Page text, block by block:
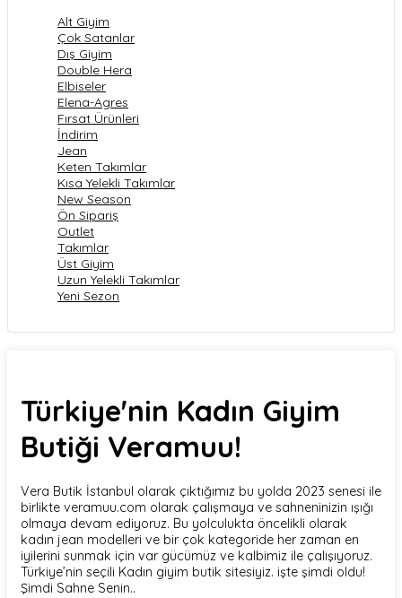
Alt Giyim
Çok Satanlar
Dış Giyim
Double Hera
Elbiseler
Elena-Agres
Fırsat Ürünleri
İndirim
Jean
Keten Takımlar
Kısa Yelekli Takımlar
New Season
Ön Sipariş
Outlet
Takımlar
Üst Giyim
Uzun Yelekli Takımlar
Yeni Sezon
Türkiye'nin Kadın Giyim
Butiği Veramuu!
Vera Butik İstanbul olarak çıktığımız bu yolda 2023 senesi ile
birlikte veramuu.com olarak çalışmaya ve sahneninizin ışığı
olmaya devam ediyoruz. Bu yolculukta öncelikli olarak
kadın jean modelleri ve bir çok kategoride her zaman en
iyilerini sunmak için var gücümüz ve kalbimiz ile çalışıyoruz.
Türkiye’nin seçili Kadın giyim butik sitesiyiz. işte şimdi oldu!
Şimdi Sahne Senin..